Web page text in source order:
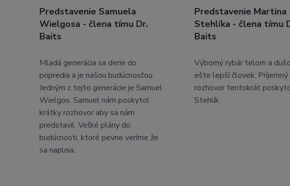
Predstavenie Samuela
Wielgosa - člena tímu Dr.
Baits
Mladá generácia sa derie do
popredia a je našou budúcnosťou.
Jedným z tejto generácie je Samuel
Wielgos. Samuel nám poskytol
krátky rozhovor aby sa nám
predstavil. Veľké plány do
budúcnosti, ktoré pevne veríme že
sa naplnia.
Predstavenie Martina
Stehlíka - člena tímu
Baits
Výborný rybár telom a
ešte lepší človek. Príjemný
rozhovor tentokrát
Stehlík.